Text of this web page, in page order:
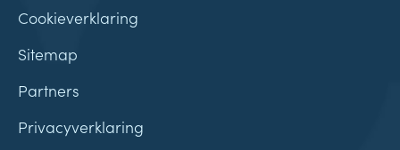
Cookieverklaring
Sitemap
Partners
Privacyverklaring